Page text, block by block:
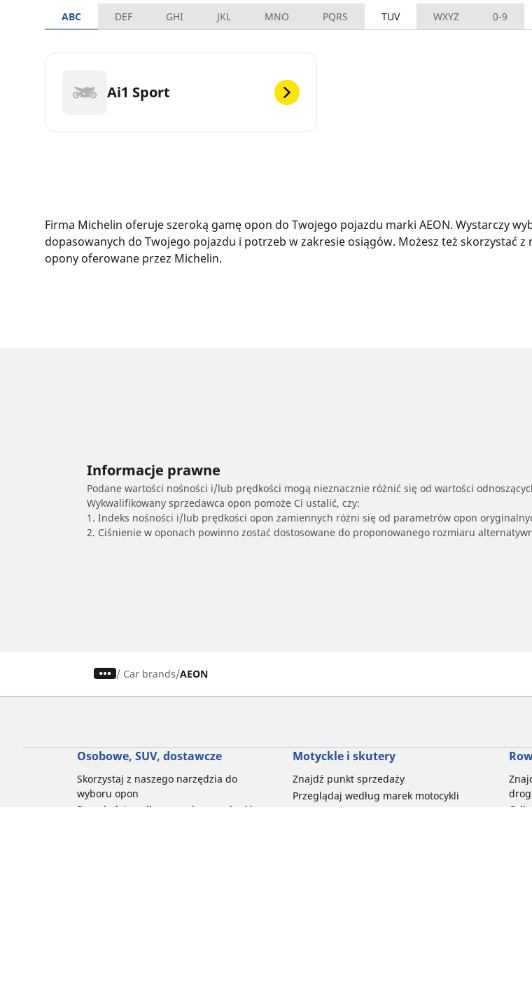
ABC DEF GHI JKL MNO PQRS TUV WXYZ 0-9
Ai1 Sport
Firma Michelin oferuje szeroką gamę opon do Twojego pojazdu marki AEON. Wystarczy
dopasowanych do Twojego pojazdu i potrzeb w zakresie osiągów. Możesz też skorzystać
opony oferowane przez Michelin.
Informacje prawne
Podane wartości nośności i/lub prędkości mogą nieznacznie różnić się od wartości
Wykwalifikowany sprzedawca opon pomoże Ci ustalić, czy:
1. Indeks nośności i/lub prędkości opon zamiennych różni się od parametrów opon
2. Ciśnienie w oponach powinno zostać dostosowane do proponowanego rozmiaru
/ Car brands AEON
Osobowe, SUV, dostawcze
Skorzystaj z naszego narzędzia do
wyboru opon
Przeglądaj według marek samochodów
Motyckle i skutery
Znajdź punkt sprzedaży
Przeglądaj według marek motocykli